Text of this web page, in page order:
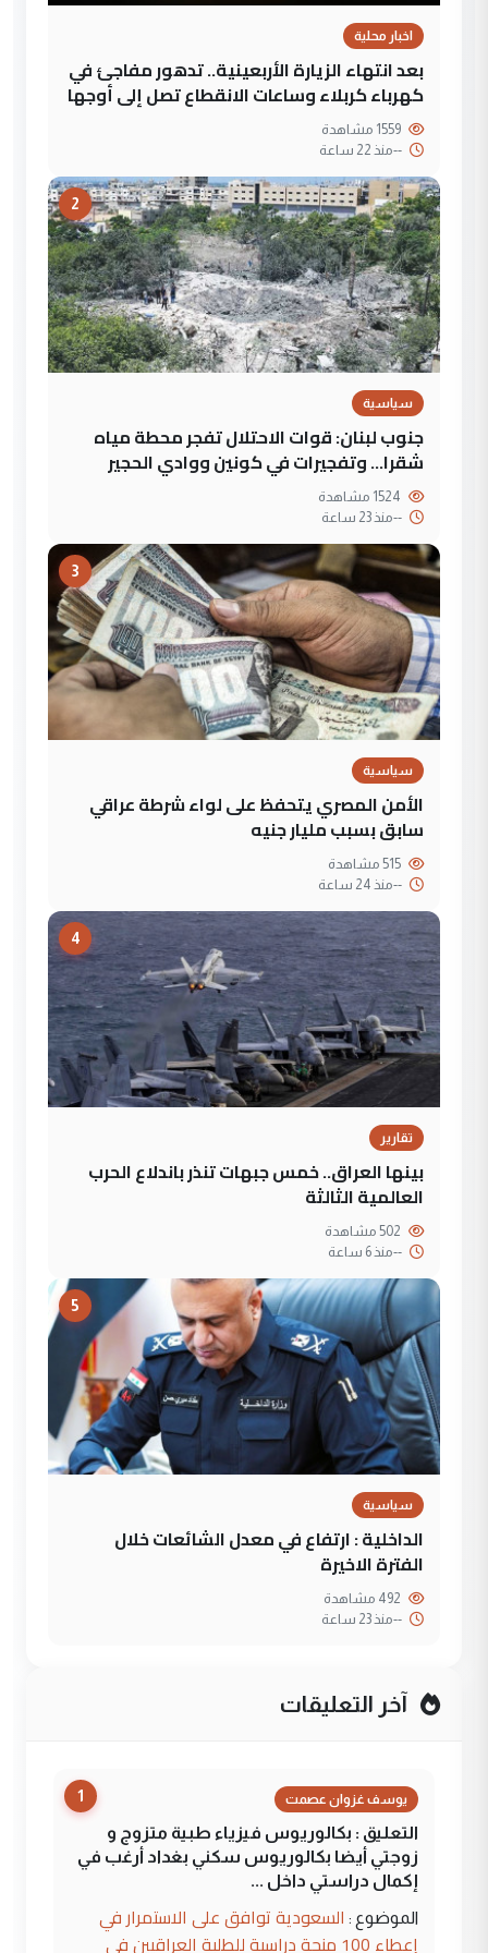
اخبار محلية
بعد انتهاء الزيارة الأربعينية.. تدهور مفاجئ في
كهرباء كربلاء وساعات الانقطاع تصل إلى أوجها
--منذ 22 ساعة
2
سياسية
جنوب لبنان: قوات الاحتلال تفجر محطة مياه
شقرا… وتفجيرات في كونين ووادي الحجير
--منذ 23 ساعة
3
سياسية
الأمن المصري يتحفظ على لواء شرطة عراقي
سابق بسبب مليار جنيه
--منذ 24 ساعة
4
تقارير
بينها العراق.. خمس جبهات تنذر باندلاع الحرب
العالمية الثالثة
--منذ 6 ساعة
5
سياسية
الداخلية : ارتفاع في معدل الشائعات خلال
الفترة الاخيرة
--منذ 23 ساعة
آخر التعليقات
1 يوسف غزوان عصمت
التعليق : بكالوريوس فيزياء طبية متزوج و
زوجتي أيضا بكالوريوس سكني بغداد أرغب في
إكمال دراستي داخل ...
الموضوع : السعودية توافق على الاستمرار في
إعطاء 100 منحة دراسية للطلبة العراقيين في